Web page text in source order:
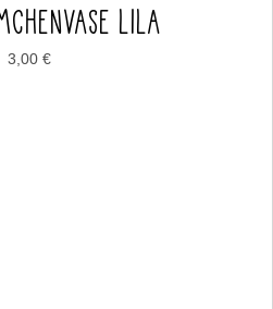
LILA
3,00 €